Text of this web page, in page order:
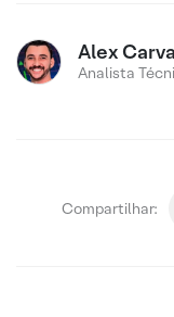
Alex
Analista
Compartilhar: